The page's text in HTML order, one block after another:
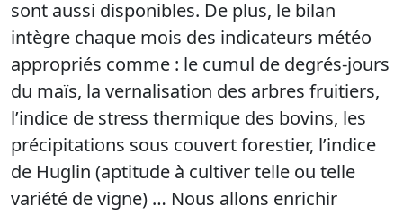
sont aussi disponibles. De plus, le bilan
intègre chaque mois des indicateurs météo
appropriés comme : le cumul de degrés-jours
du maïs, la vernalisation des arbres fruitiers,
l’indice de stress thermique des bovins, les
précipitations sous couvert forestier, l’indice
de Huglin (aptitude à cultiver telle ou telle
variété de vigne) … Nous allons enrichir